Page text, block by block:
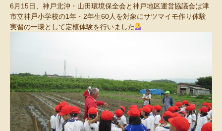
6月15日、神戸北沖・山田環境保全会と神戸地区運営協議会は津
市立神戸小学校の1年・2年生60人を対象にサツマイモ作り体験
実習の一環として定植体験を行いました